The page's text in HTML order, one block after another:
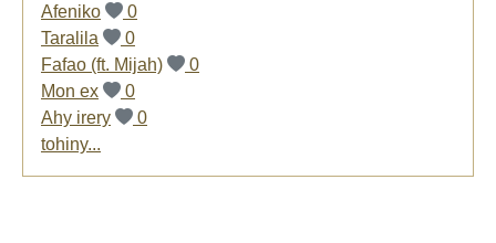
Afeniko
0
Taralila
0
Fafao (ft. Mijah)
0
Mon ex
0
Ahy irery
0
tohiny...